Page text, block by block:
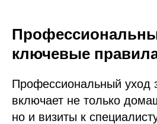
ключевые
Профессиональный уход
включает не только
но и визиты к